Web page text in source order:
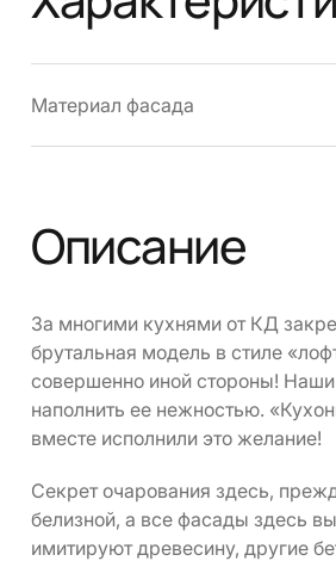
Материал фасада
Описание
За многими кухнями от КД
брутальная модель в стиле
совершенно иной стороны!
наполнить ее нежностью.
вместе исполнили это желание!
Секрет очарования здесь,
белизной, а все фасады здесь
имитируют древесину, другие